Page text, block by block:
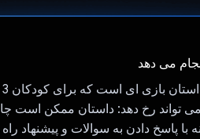
می دهد
تواند رخ دهد: داستان ممکن است
با پاسخ دادن به سوالات و